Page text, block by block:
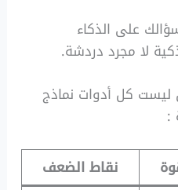
على الذكاء
لا مجرد دردشة.
كل أدوات نماذج
:
نقاط الضعف